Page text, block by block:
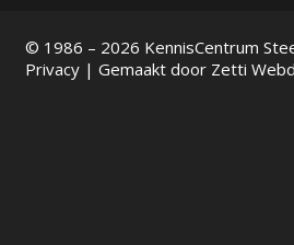
© 1986 – 2026 KennisCentrum
Privacy| Gemaakt door Zetti